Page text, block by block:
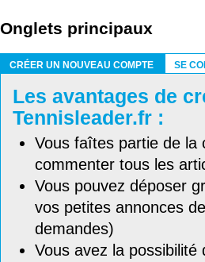
Onglets principaux
CRÉER UN NOUVEAU COMPTE
SE
Les avantages de
Tennisleader.fr :
Vous faîtes partie de la
commenter tous les
Vous pouvez déposer
vos petites annonces
demandes)
Vous avez la